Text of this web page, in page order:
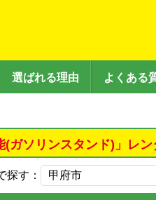
選ばれる理由 よくある
(ガソリンスタンド)」レ
探す：